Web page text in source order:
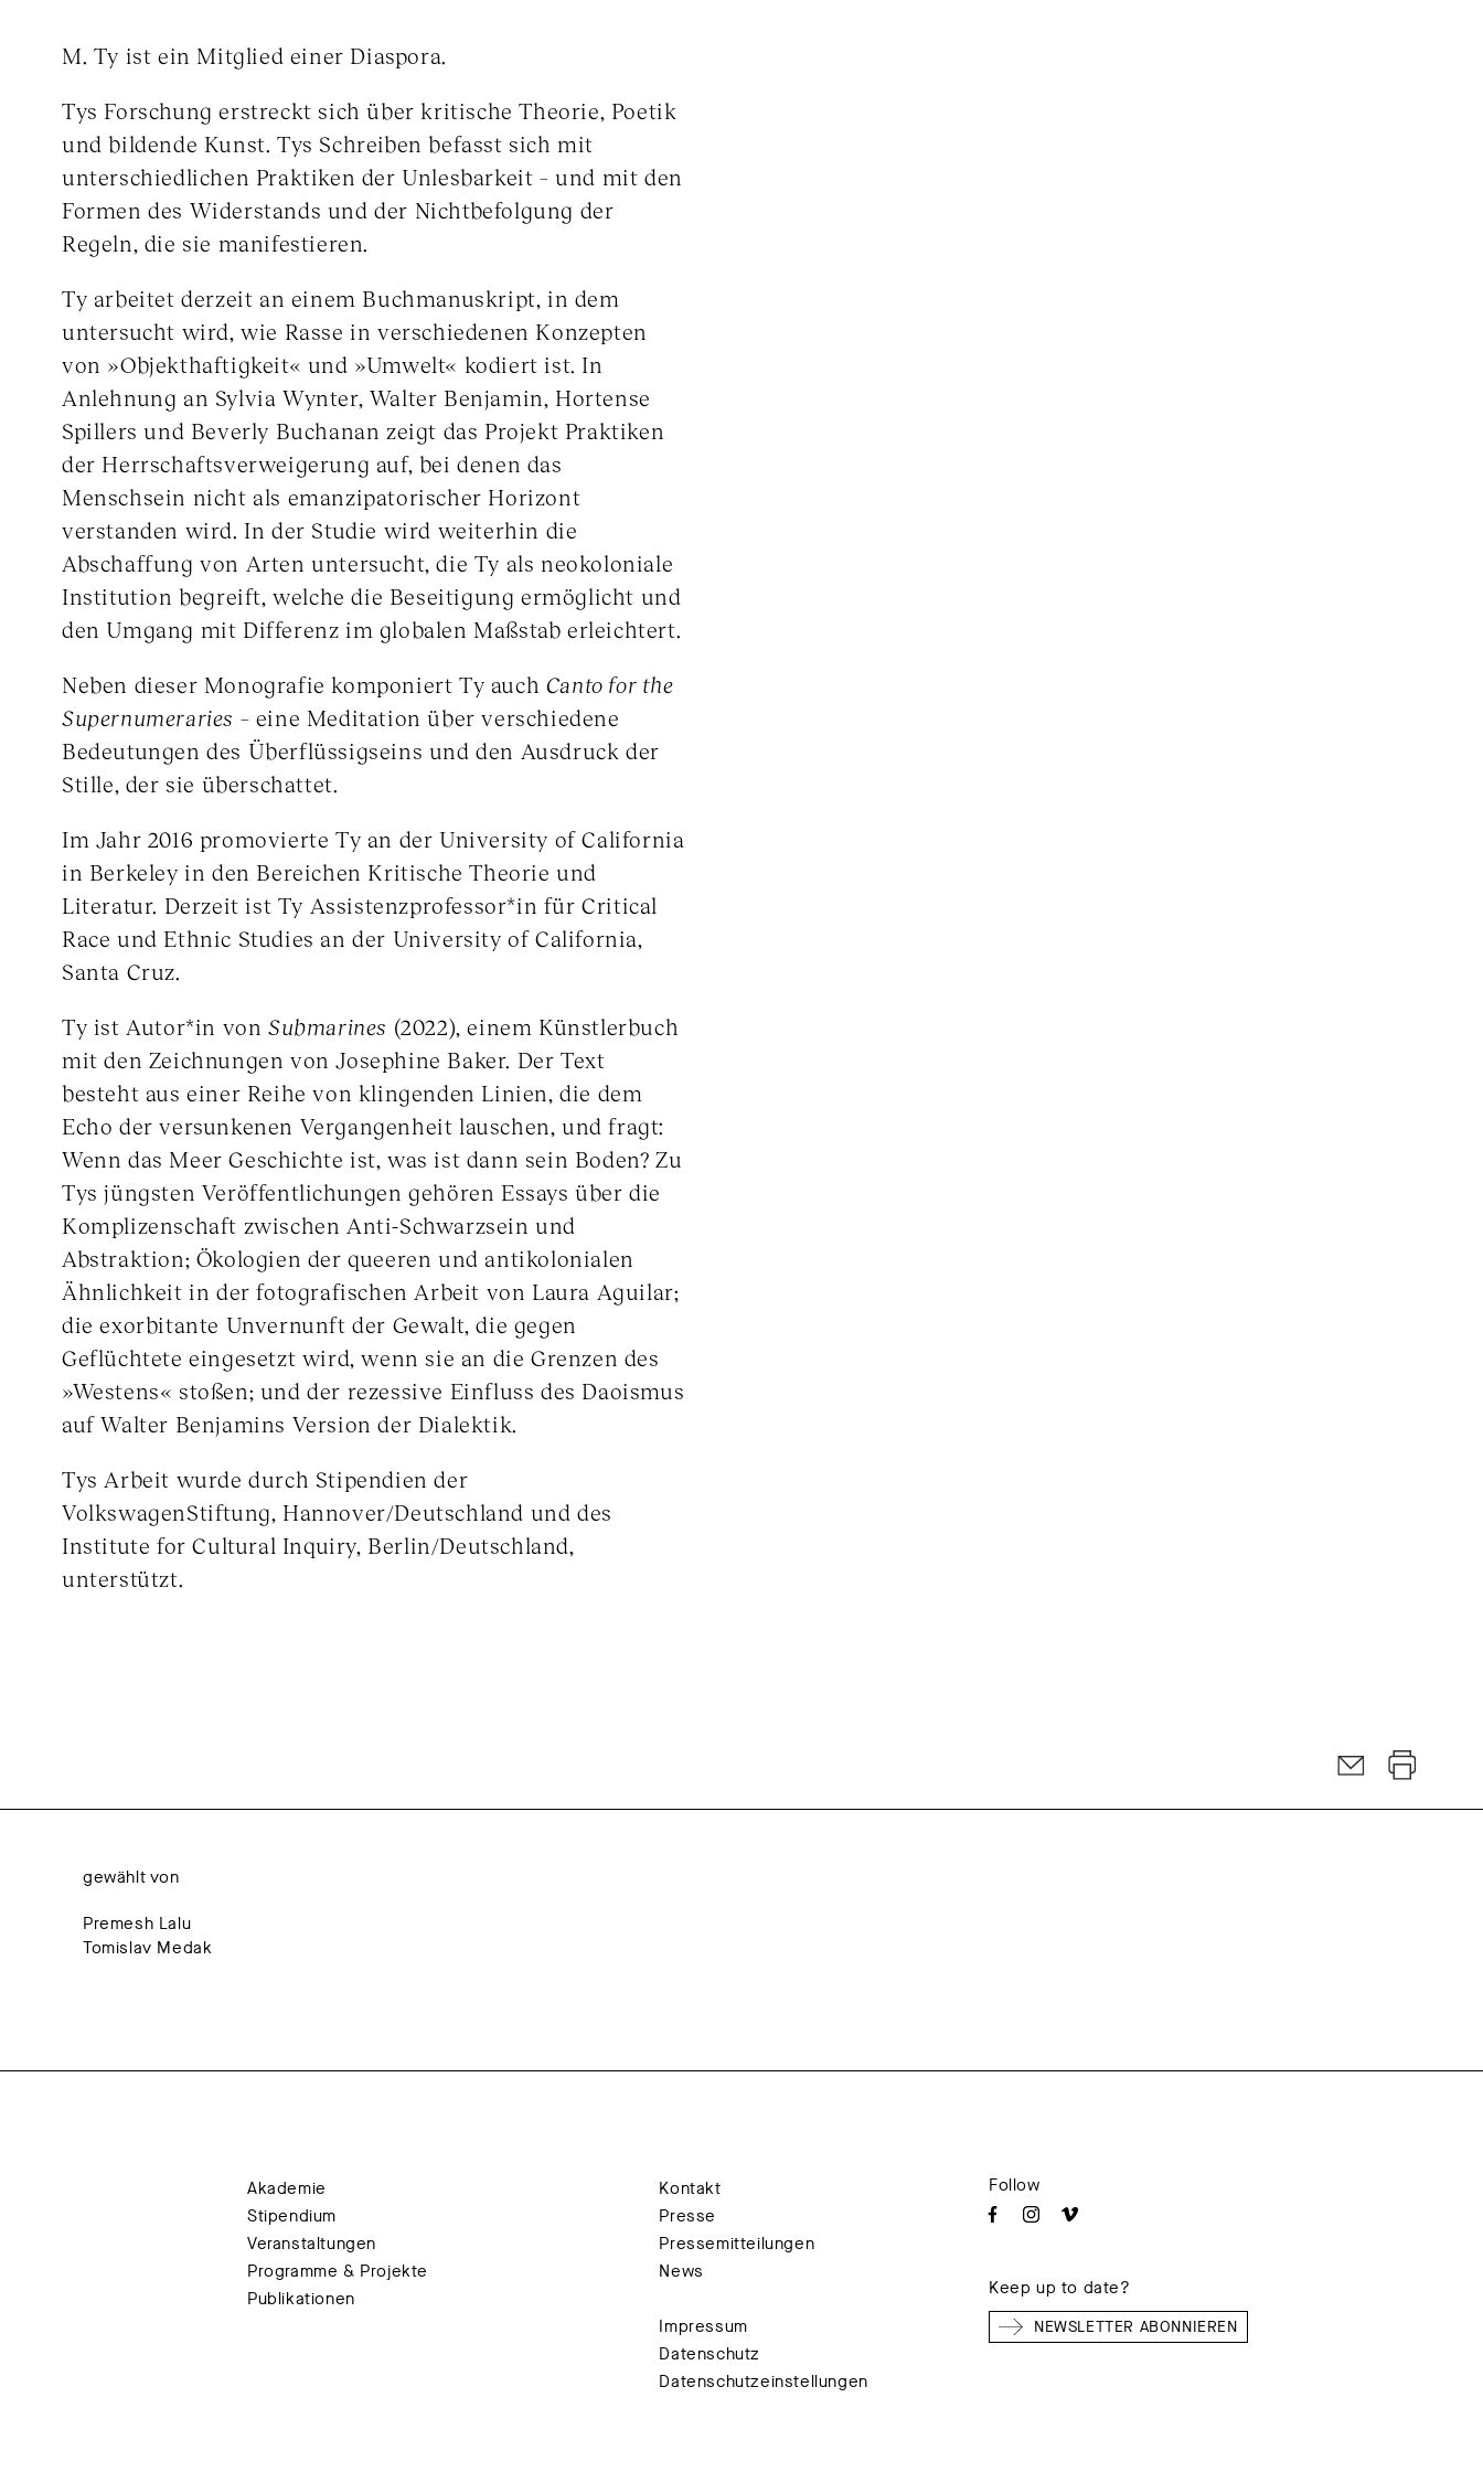
M. Ty ist ein Mitglied einer Diaspora.
Tys Forschung erstreckt sich über kritische Theorie, Poetik
und bildende Kunst. Tys Schreiben befasst sich mit
unterschiedlichen Praktiken der Unlesbarkeit – und mit den
Formen des Widerstands und der Nichtbefolgung der
Regeln, die sie manifestieren.
Ty arbeitet derzeit an einem Buchmanuskript, in dem
untersucht wird, wie Rasse in verschiedenen Konzepten
von »Objekthaftigkeit« und »Umwelt« kodiert ist. In
Anlehnung an Sylvia Wynter, Walter Benjamin, Hortense
Spillers und Beverly Buchanan zeigt das Projekt Praktiken
der Herrschaftsverweigerung auf, bei denen das
Menschsein nicht als emanzipatorischer Horizont
verstanden wird. In der Studie wird weiterhin die
Abschaffung von Arten untersucht, die Ty als neokoloniale
Institution begreift, welche die Beseitigung ermöglicht und
den Umgang mit Differenz im globalen Maßstab erleichtert.
Neben dieser Monografie komponiert Ty auch Canto for the
Supernumeraries – eine Meditation über verschiedene
Bedeutungen des Überflüssigseins und den Ausdruck der
Stille, der sie überschattet.
Im Jahr 2016 promovierte Ty an der University of California
in Berkeley in den Bereichen Kritische Theorie und
Literatur. Derzeit ist Ty Assistenzprofessor*in für Critical
Race und Ethnic Studies an der University of California,
Santa Cruz.
Ty ist Autor*in von Submarines (2022), einem Künstlerbuch
mit den Zeichnungen von Josephine Baker. Der Text
besteht aus einer Reihe von klingenden Linien, die dem
Echo der versunkenen Vergangenheit lauschen, und fragt:
Wenn das Meer Geschichte ist, was ist dann sein Boden? Zu
Tys jüngsten Veröffentlichungen gehören Essays über die
Komplizenschaft zwischen Anti-Schwarzsein und
Abstraktion; Ökologien der queeren und antikolonialen
Ähnlichkeit in der fotografischen Arbeit von Laura Aguilar;
die exorbitante Unvernunft der Gewalt, die gegen
Geflüchtete eingesetzt wird, wenn sie an die Grenzen des
»Westens« stoßen; und der rezessive Einfluss des Daoismus
auf Walter Benjamins Version der Dialektik.
Tys Arbeit wurde durch Stipendien der
VolkswagenStiftung, Hannover/Deutschland und des
Institute for Cultural Inquiry, Berlin/Deutschland,
unterstützt.
gewählt von
Premesh Lalu
Tomislav Medak
Akademie
Stipendium
Veranstaltungen
Programme & Projekte
Publikationen
Kontakt
Presse
Pressemitteilungen
News
Impressum
Datenschutz
Datenschutzeinstellungen
Follow
Keep up to date?
NEWSLETTER ABONNIEREN